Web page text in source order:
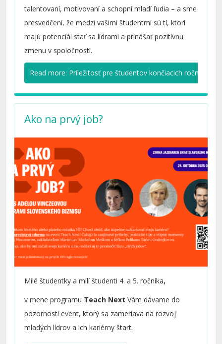
talentovaní, motivovaní a schopní mladí ľudia – a sme
presvedčení, že medzi vašimi študentmi sú tí, ktorí
majú potenciál stať sa lídrami a prinášať pozitívnu
zmenu v spoločnosti.
Read more: Príležitosť pre študentov končiacich ročníkov
Ako na prvý job?
Milé študentky a milí študenti 4. a 5. ročníka,
v mene programu Teach NextVám dávame do
pozornosti event, ktorý sa zameriava na rozvoj
mladých lídrov a ich kariérny štart.